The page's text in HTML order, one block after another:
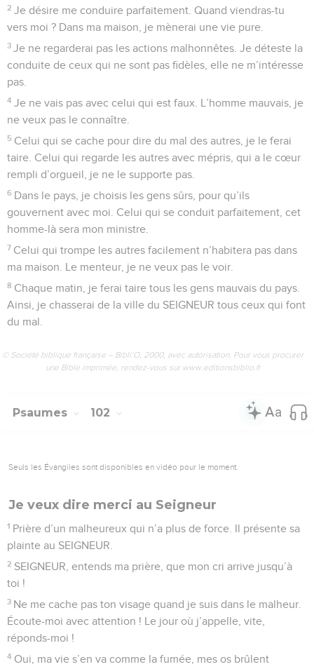
2 Je désire me conduire parfaitement. Quand viendras-tu
vers moi ? Dans ma maison, je mènerai une vie pure.
3 Je ne regarderai pas les actions malhonnêtes. Je déteste la
conduite de ceux qui ne sont pas fidèles, elle ne m’intéresse
pas.
4 Je ne vais pas avec celui qui est faux. L’homme mauvais, je
ne veux pas le connaître.
5 Celui qui se cache pour dire du mal des autres, je le ferai
taire. Celui qui regarde les autres avec mépris, qui a le cœur
rempli d’orgueil, je ne le supporte pas.
6 Dans le pays, je choisis les gens sûrs, pour qu’ils
gouvernent avec moi. Celui qui se conduit parfaitement, cet
homme-là sera mon ministre.
7 Celui qui trompe les autres facilement n’habitera pas dans
ma maison. Le menteur, je ne veux pas le voir.
8 Chaque matin, je ferai taire tous les gens mauvais du pays.
Ainsi, je chasserai de la ville du SEIGNEUR tous ceux qui font
du mal.
© Société biblique française – Bibli’O, 2000, avec autorisation. Pour vous procurer
une Bible imprimée, rendez-vous sur www.editionsbiblio.fr
Psaumes 102
Seuls les Évangiles sont disponibles en vidéo pour le moment.
Je veux dire merci au Seigneur
1 Prière d’un malheureux qui n’a plus de force. Il présente sa
plainte au SEIGNEUR.
2 SEIGNEUR, entends ma prière, que mon cri arrive jusqu’à
toi !
3 Ne me cache pas ton visage quand je suis dans le malheur.
Écoute-moi avec attention ! Le jour où j’appelle, vite,
réponds-moi !
4 Oui, ma vie s’en va comme la fumée, mes os brûlent